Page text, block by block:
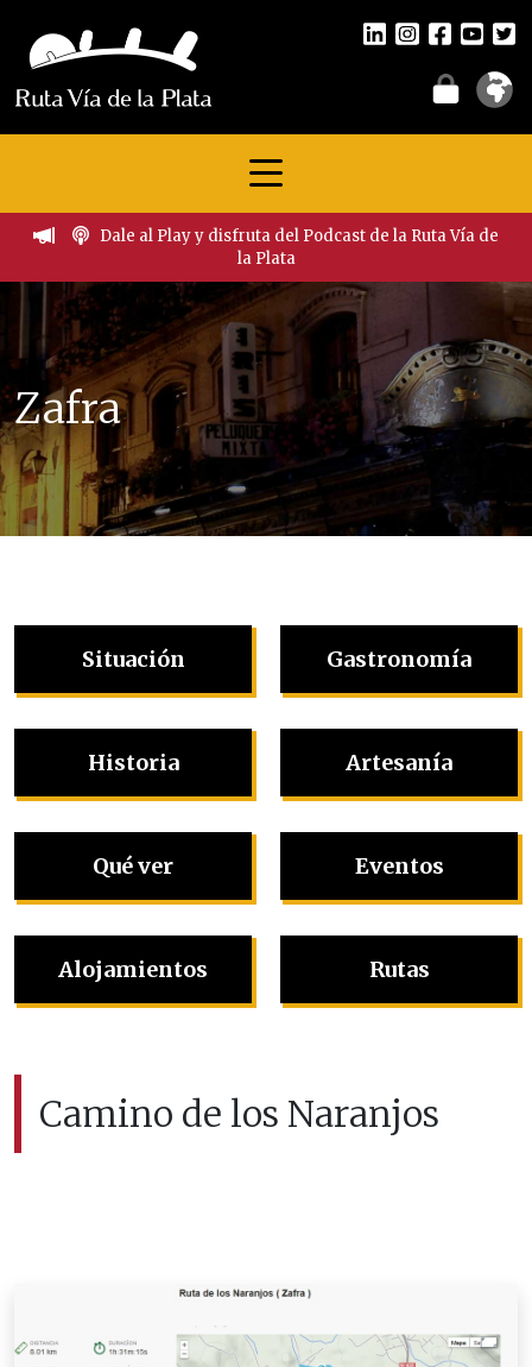
Dale al Play y disfruta del Podcast de la Ruta Vía de
la Plata
Zafra
Situación
Historia
Qué ver
Alojamientos
Gastronomía
Artesanía
Eventos
Rutas
Camino de los Naranjos